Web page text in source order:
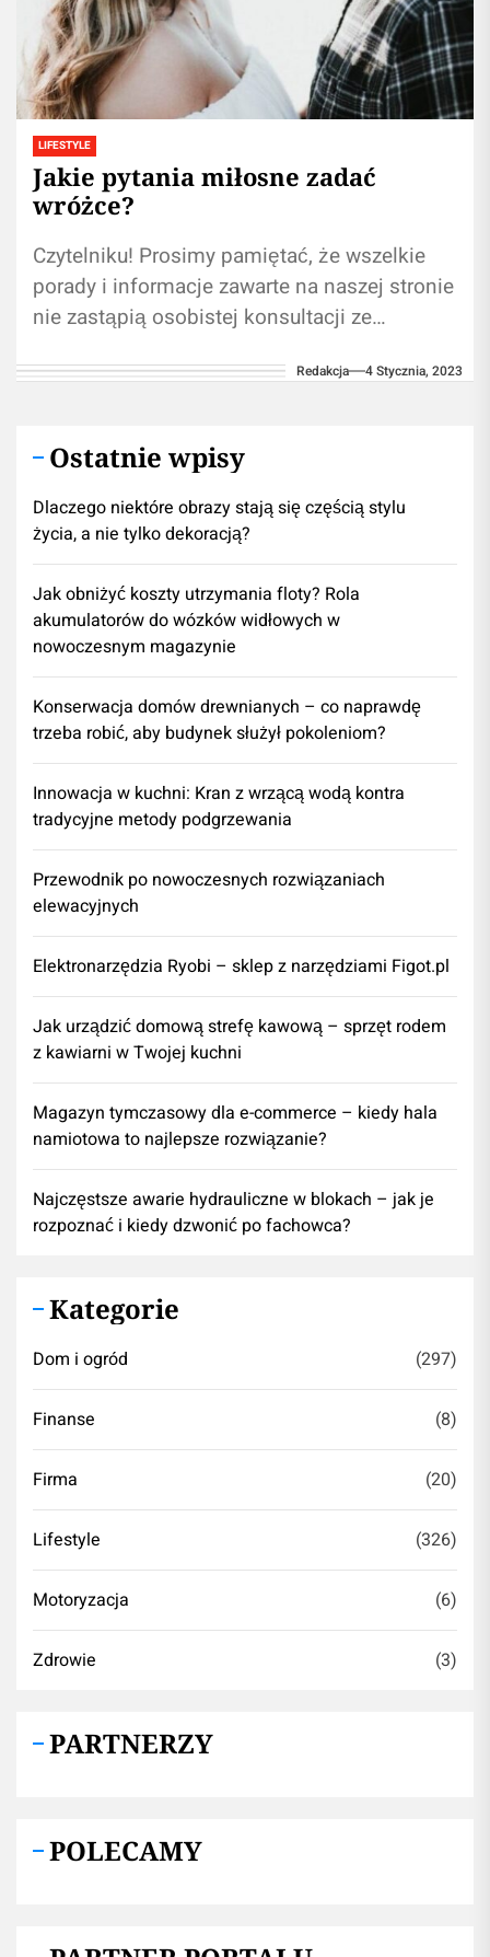
LIFESTYLE
Jakie pytania miłosne zadać
wróżce?
Czytelniku! Prosimy pamiętać, że wszelkie
porady i informacje zawarte na naszej stronie
nie zastąpią osobistej konsultacji ze
informacji umieszczonych na naszym blogu...
Redakcja 4 Stycznia, 2023
Ostatnie wpisy
Dlaczego niektóre obrazy stają się częścią stylu
życia, a nie tylko dekoracją?
Jak obniżyć koszty utrzymania floty? Rola
akumulatorów do wózków widłowych w
nowoczesnym magazynie
Konserwacja domów drewnianych – co naprawdę
trzeba robić, aby budynek służył pokoleniom?
Innowacja w kuchni: Kran z wrzącą wodą kontra
tradycyjne metody podgrzewania
Przewodnik po nowoczesnych rozwiązaniach
elewacyjnych
Elektronarzędzia Ryobi – sklep z narzędziami Figot.pl
​Jak urządzić domową strefę kawową – sprzęt rodem
z kawiarni w Twojej kuchni
Magazyn tymczasowy dla e-commerce – kiedy hala
namiotowa to najlepsze rozwiązanie?
Najczęstsze awarie hydrauliczne w blokach – jak je
rozpoznać i kiedy dzwonić po fachowca?
Kategorie
Dom i ogród (297)
Finanse (8)
Firma (20)
Lifestyle (326)
Motoryzacja (6)
Zdrowie (3)
PARTNERZY
POLECAMY